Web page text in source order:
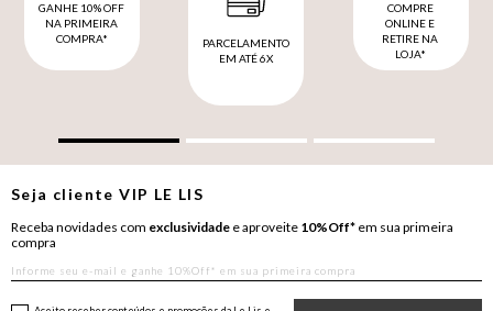
GANHE 10% OFF
NA PRIMEIRA
COMPRA*
PARCELAMENTO
EM ATÉ 6X
COMPRE
ONLINE E
RETIRE NA
LOJA*
Seja clienteVIP LE LIS
Receba novidades com exclusividade e aproveite 10%Off* em sua primeira
compra